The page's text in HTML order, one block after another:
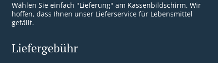
Wählen Sie einfach "Lieferung" am Kassenbildschirm. Wir
hoffen, dass Ihnen unser Lieferservice für Lebensmittel
gefällt.
Liefergebühr